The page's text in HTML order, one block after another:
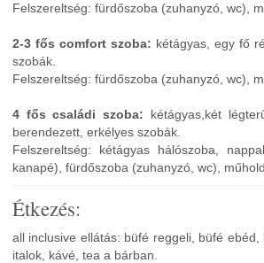
Felszereltség: fürdőszoba (zuhanyzó, wc),
2-3 fős comfort szoba: kétágyas, egy fő
szobák.
Felszereltség: fürdőszoba (zuhanyzó, wc),
4 fős családi szoba: kétágyas, két
berendezett, erkélyes szobák.
Felszereltség: kétágyas hálószoba,
kanapé), fürdőszoba (zuhanyzó, wc),
Étkezés:
all inclusive ellátás: büfé reggeli, büfé
italok, kávé, tea a bárban.